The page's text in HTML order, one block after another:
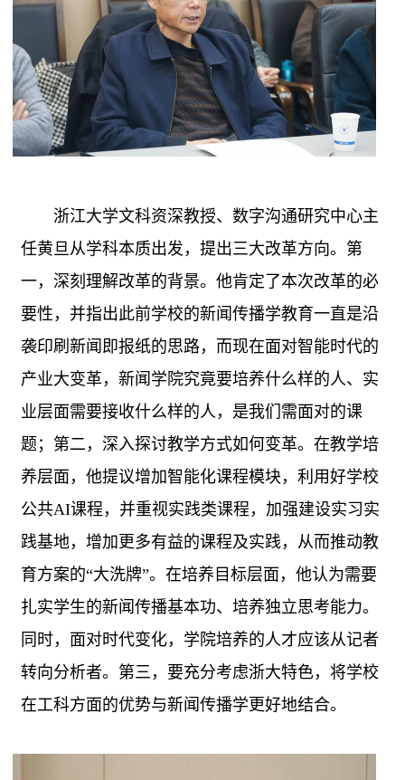
浙江大学文科资深教授、数字沟通研究中心主
任黄旦从学科本质出发，提出三大改革方向。第
一，深刻理解改革的背景。他肯定了本次改革的必
要性，并指出此前学校的新闻传播学教育一直是沿
袭印刷新闻即报纸的思路，而现在面对智能时代的
产业大变革，新闻学院究竟要培养什么样的人、实
业层面需要接收什么样的人，是我们需面对的课
题；第二，深入探讨教学方式如何变革。在教学培
养层面，他提议增加智能化课程模块，利用好学校
公共AI课程，并重视实践类课程，加强建设实习实
践基地，增加更多有益的课程及实践，从而推动教
育方案的“大洗牌”。在培养目标层面，他认为需要
扎实学生的新闻传播基本功、培养独立思考能力。
同时，面对时代变化，学院培养的人才应该从记者
转向分析者。第三，要充分考虑浙大特色，将学校
在工科方面的优势与新闻传播学更好地结合。